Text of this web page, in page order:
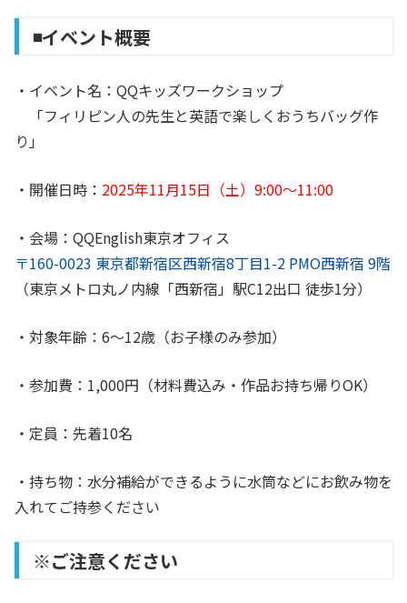
◾️イベント概要
・イベント名：QQキッズワークショップ
「フィリピン人の先生と英語で楽しくおうちバッグ作
り」
・開催日時： 2025年11月15日（土）9:00〜11:00
・会場：QQEnglish東京オフィス
〒160-0023 東京都新宿区西新宿8丁目1-2 PMO西新宿 9階
（東京メトロ丸ノ内線「西新宿」駅C12出口 徒歩1分）
・対象年齢：6〜12歳（お子様のみ参加）
・参加費：1,000円（材料費込み・作品お持ち帰りOK）
・定員：先着10名
・持ち物：水分補給ができるように水筒などにお飲み物を
入れてご持参ください
※ご注意ください